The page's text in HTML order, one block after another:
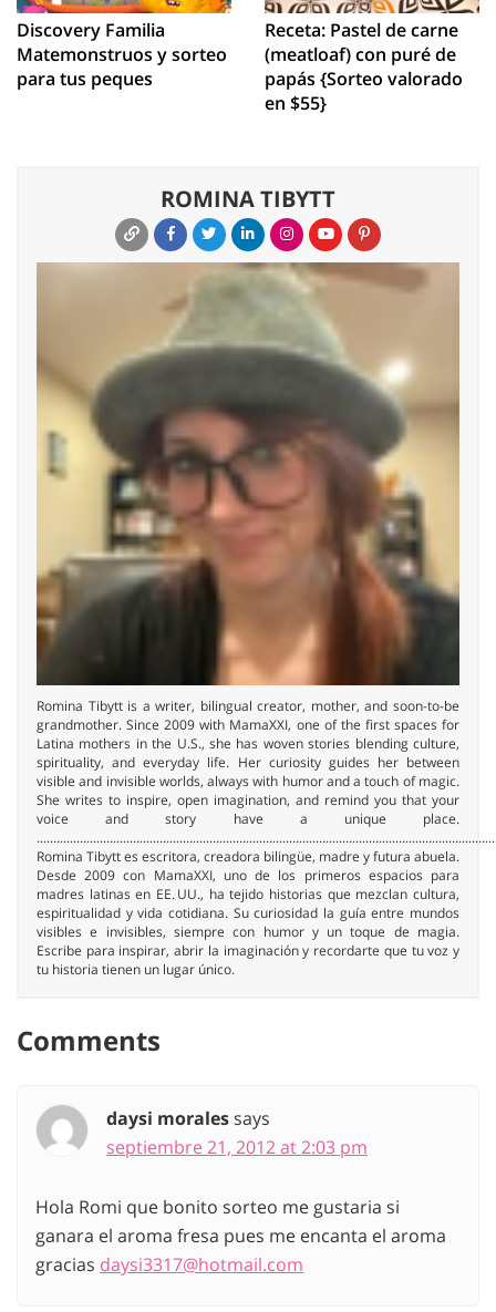
Discovery Familia
Matemonstruos y sorteo
para tus peques
Receta: Pastel de carne
(meatloaf) con puré de
papás {Sorteo valorado
en $55}
ROMINA TIBYTT
Romina Tibytt is a writer, bilingual creator, mother, and soon-to-be
grandmother. Since 2009 with MamaXXI, one of the first spaces for
Latina mothers in the U.S., she has woven stories blending culture,
spirituality, and everyday life. Her curiosity guides her between
visible and invisible worlds, always with humor and a touch of magic.
She writes to inspire, open imagination, and remind you that your
voice and story have a unique place.
Romina Tibytt es escritora, creadora bilingüe, madre y futura abuela.
Desde 2009 con MamaXXI, uno de los primeros espacios para
madres latinas en EE. UU., ha tejido historias que mezclan cultura,
espiritualidad y vida cotidiana. Su curiosidad la guía entre mundos
visibles e invisibles, siempre con humor y un toque de magia.
Escribe para inspirar, abrir la imaginación y recordarte que tu voz y
tu historia tienen un lugar único.
Comments
daysi moralessays
septiembre 21, 2012 at 2:03 pm
Hola Romi que bonito sorteo me gustaria si
ganara el aroma fresa pues me encanta el aroma
gracias daysi3317@hotmail.com